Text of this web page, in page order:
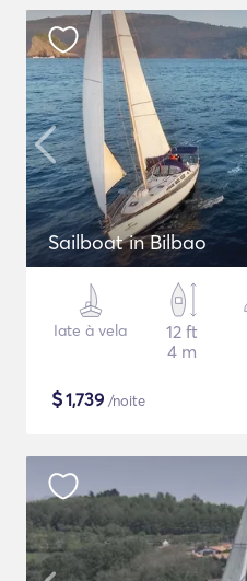
Sailboat in Bilbao
Iate à vela
12 ft
4 m
$1,739 /noite